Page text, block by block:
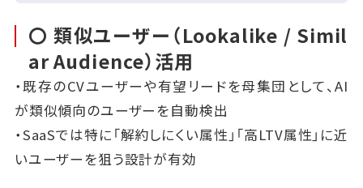
〇 類似ユーザー（Lookalike / Simil
ar Audience）活用
・既存のCVユーザーや有望リードを母集団として、AI
が類似傾向のユーザーを自動検出
・SaaSでは特に「解約しにくい属性」「高LTV属性」に近
いユーザーを狙う設計が有効